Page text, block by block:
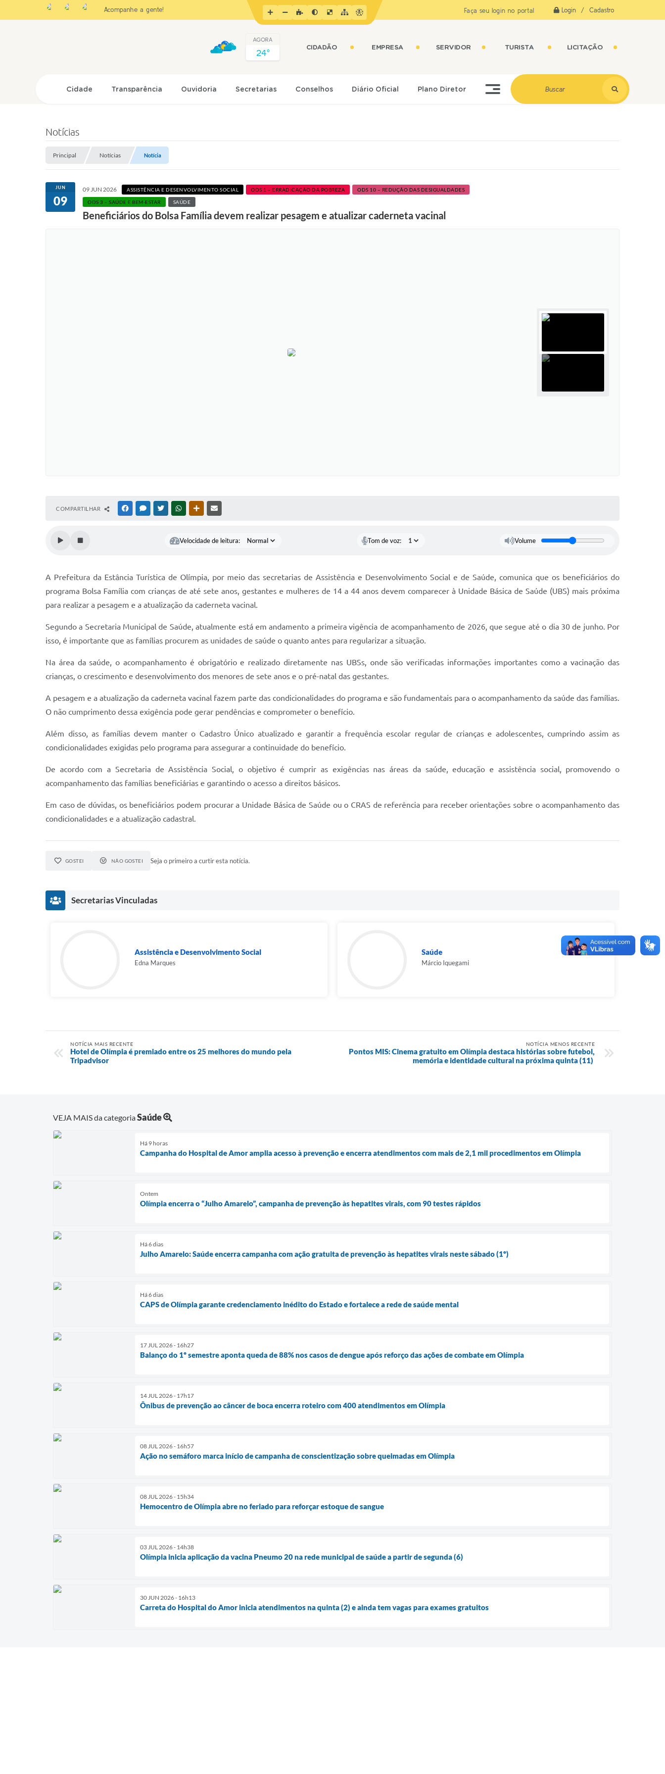
Faça seu login no portal Login / Cadastro
Acompanhe a gente!
CIDADÃO EMPRESA SERVIDOR TURISTA LICITAÇÃO
AGORA
24º
Cidade Transparência Ouvidoria Secretarias Conselhos Diário Oficial Plano Diretor
Notícias
Principal Notícias Notícia
JUN
09
09 JUN 2026 ASSISTÊNCIA E DESENVOLVIMENTO SOCIAL ODS 1 – ERRADICAÇÃO DA POBREZA ODS 10 – REDUÇÃO DAS DESIGUALDADES
ODS 3 – SAÚDE E BEM-ESTAR SAÚDE
Beneficiários do Bolsa Família devem realizar pesagem e atualizar caderneta vacinal
COMPARTILHAR FACEBOOKMESSENGER
TWITTERWHATSAPPOUTRAS MÍDIAS
Velocidade de leitura: Tom de voz: Volume
A Prefeitura da Estância Turística de Olímpia, por meio das secretarias de Assistência e Desenvolvimento Social e de Saúde, comunica que os beneficiários do
programa Bolsa Família com crianças de até sete anos, gestantes e mulheres de 14 a 44 anos devem comparecer à Unidade Básica de Saúde (UBS) mais próxima
para realizar a pesagem e a atualização da caderneta vacinal.
Segundo a Secretaria Municipal de Saúde, atualmente está em andamento a primeira vigência de acompanhamento de 2026, que segue até o dia 30 de junho. Por
isso, é importante que as famílias procurem as unidades de saúde o quanto antes para regularizar a situação.
Na área da saúde, o acompanhamento é obrigatório e realizado diretamente nas UBSs, onde são verificadas informações importantes como a vacinação das
crianças, o crescimento e desenvolvimento dos menores de sete anos e o pré-natal das gestantes.
A pesagem e a atualização da caderneta vacinal fazem parte das condicionalidades do programa e são fundamentais para o acompanhamento da saúde das famílias.
O não cumprimento dessa exigência pode gerar pendências e comprometer o benefício.
Além disso, as famílias devem manter o Cadastro Único atualizado e garantir a frequência escolar regular de crianças e adolescentes, cumprindo assim as
condicionalidades exigidas pelo programa para assegurar a continuidade do benefício.
De acordo com a Secretaria de Assistência Social, o objetivo é cumprir as exigências nas áreas da saúde, educação e assistência social, promovendo o
acompanhamento das famílias beneficiárias e garantindo o acesso a direitos básicos.
Em caso de dúvidas, os beneficiários podem procurar a Unidade Básica de Saúde ou o CRAS de referência para receber orientações sobre o acompanhamento das
condicionalidades e a atualização cadastral.
GOSTEI NÃO GOSTEI Seja o primeiro a curtir esta notícia.
Secretarias Vinculadas
Assistência e Desenvolvimento Social
Edna Marques
Saúde
Márcio Iquegami
NOTÍCIA MAIS RECENTE
Hotel de Olímpia é premiado entre os 25 melhores do mundo pela
Tripadvisor
NOTÍCIA MENOS RECENTE
Pontos MIS: Cinema gratuito em Olímpia destaca histórias sobre futebol,
memória e identidade cultural na próxima quinta (11)
VEJA MAIS da categoriaSaúde
Há 9 horas
Campanha do Hospital de Amor amplia acesso à prevenção e encerra atendimentos com mais de 2,1 mil procedimentos em Olímpia
Ontem
Olímpia encerra o “Julho Amarelo”, campanha de prevenção às hepatites virais, com 90 testes rápidos
Há 6 dias
Julho Amarelo: Saúde encerra campanha com ação gratuita de prevenção às hepatites virais neste sábado (1º)
Há 6 dias
CAPS de Olímpia garante credenciamento inédito do Estado e fortalece a rede de saúde mental
17 JUL 2026 - 16h27
Balanço do 1º semestre aponta queda de 88% nos casos de dengue após reforço das ações de combate em Olímpia
14 JUL 2026 - 17h17
Ônibus de prevenção ao câncer de boca encerra roteiro com 400 atendimentos em Olímpia
08 JUL 2026 - 16h57
Ação no semáforo marca início de campanha de conscientização sobre queimadas em Olímpia
08 JUL 2026 - 15h34
Hemocentro de Olímpia abre no feriado para reforçar estoque de sangue
03 JUL 2026 - 14h38
Olímpia inicia aplicação da vacina Pneumo 20 na rede municipal de saúde a partir de segunda (6)
30 JUN 2026 - 16h13
Carreta do Hospital do Amor inicia atendimentos na quinta (2) e ainda tem vagas para exames gratuitos